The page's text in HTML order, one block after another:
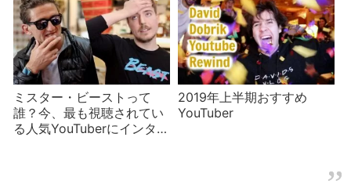
ミスター・ビーストって
誰？今、最も視聴されてい
る人気YouTuberにインタビ
2019年上半期おすすめ
YouTuber